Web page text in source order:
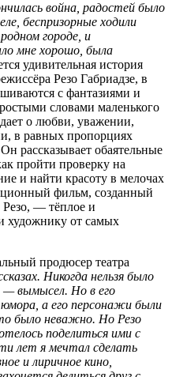
война, радостей было
беспризорные ходили
городе, и
мне хорошо, была
удивительная история
Резо Габриадзе, в
с фантазиями и
словами маленького
о любви, уважении,
в равных пропорциях
рассказывает обаятельные
пройти проверку на
и найти красоту в мелочах
фильм, созданный
Резо, — тёплое и
художнику от самых
продюсер театра
Никогда нельзя было
— вымысел. Но в его
а его персонажи были
было неважно. Но Резо
поделиться ими с
лет я мечтал сделать
и лиричное кино,